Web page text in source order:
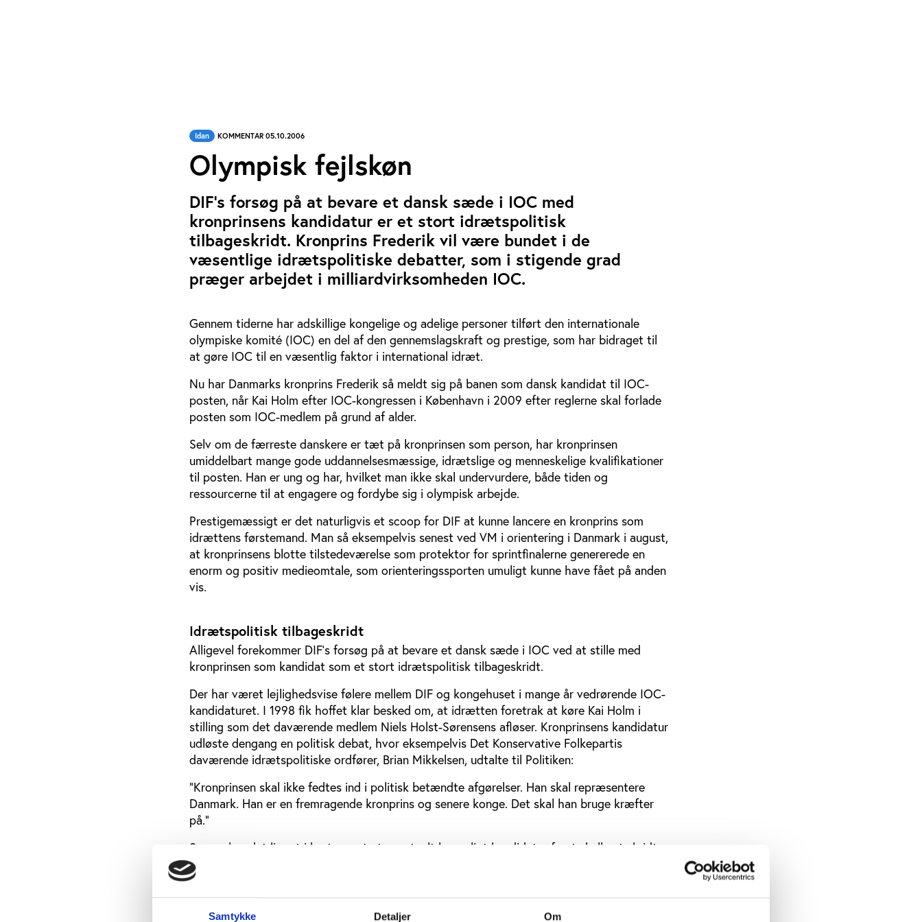
Samtykke Detaljer Om
Idan KOMMENTAR 05.10.2006
Olympisk fejlskøn
DIF's forsøg på at bevare et dansk sæde i IOC med
kronprinsens kandidatur er et stort idrætspolitisk
tilbageskridt. Kronprins Frederik vil være bundet i de
væsentlige idrætspolitiske debatter, som i stigende grad
præger arbejdet i milliardvirksomheden IOC.
Gennem tiderne har adskillige kongelige og adelige personer tilført den internationale
olympiske komité (IOC) en del af den gennemslagskraft og prestige, som har bidraget til
at gøre IOC til en væsentlig faktor i international idræt.
Nu har Danmarks kronprins Frederik så meldt sig på banen som dansk kandidat til IOC-
posten, når Kai Holm efter IOC-kongressen i København i 2009 efter reglerne skal forlade
posten som IOC-medlem på grund af alder.
Selv om de færreste danskere er tæt på kronprinsen som person, har kronprinsen
umiddelbart mange gode uddannelsesmæssige, idrætslige og menneskelige kvalifikationer
til posten. Han er ung og har, hvilket man ikke skal undervurdere, både tiden og
ressourcerne til at engagere og fordybe sig i olympisk arbejde.
Prestigemæssigt er det naturligvis et scoop for DIF at kunne lancere en kronprins som
idrættens førstemand. Man så eksempelvis senest ved VM i orientering i Danmark i august,
at kronprinsens blotte tilstedeværelse som protektor for sprintfinalerne genererede en
enorm og positiv medieomtale, som orienteringssporten umuligt kunne have fået på anden
vis.
Idrætspolitisk tilbageskridt
Alligevel forekommer DIF’s forsøg på at bevare et dansk sæde i IOC ved at stille med
kronprinsen som kandidat som et stort idrætspolitisk tilbageskridt.
Der har været lejlighedsvise følere mellem DIF og kongehuset i mange år vedrørende IOC-
kandidaturet. I 1998 fik hoffet klar besked om, at idrætten foretrak at køre Kai Holm i
stilling som det daværende medlem Niels Holst-Sørensens afløser. Kronprinsens kandidatur
udløste dengang en politisk debat, hvor eksempelvis Det Konservative Folkepartis
daværende idrætspolitiske ordfører, Brian Mikkelsen, udtalte til Politiken:
”Kronprinsen skal ikke fedtes ind i politisk betændte afgørelser. Han skal repræsentere
Danmark. Han er en fremragende kronprins og senere konge. Det skal han bruge kræfter
på.”
Senere har det ligget i kortene, at et eventuelt kongeligt kandidatur først skulle et skridt
omkring statsministeriet, hvor man altså nu tilsyneladende har nikket.
Dæmpet røst